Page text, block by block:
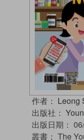
作者： Leong
出版社：
出版日期：
叢書： The